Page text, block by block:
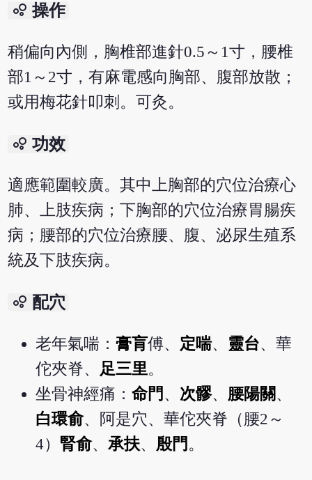
bubble_chart 操作
稍偏向內側，胸椎部進針0.5～1寸，腰椎
部1～2寸，有麻電感向胸部、腹部放散；
或用梅花針叩刺。可灸。
bubble_chart 功效
適應範圍較廣。其中上胸部的穴位治療心
肺、上肢疾病；下胸部的穴位治療胃腸疾
病；腰部的穴位治療腰、腹、泌尿生殖系
統及下肢疾病。
bubble_chart 配穴
老年氣喘：膏肓傅、 定喘、 靈台、華
佗夾脊、 足三里。
坐骨神經痛：命門 、 次髎、 腰陽關 、
白環俞、阿是穴、華佗夾脊（腰2～
4） 腎俞、承扶、 殷門 。